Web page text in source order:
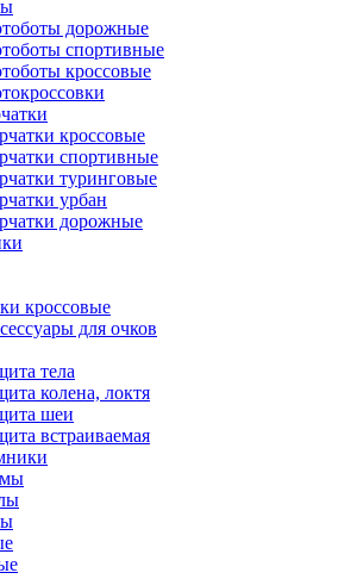
дорожные
спортивные
кроссовые
кроссовые
спортивные
туринговые
урбан
дорожные
кроссовые
для очков
тела
колена, локтя
шеи
встраиваемая